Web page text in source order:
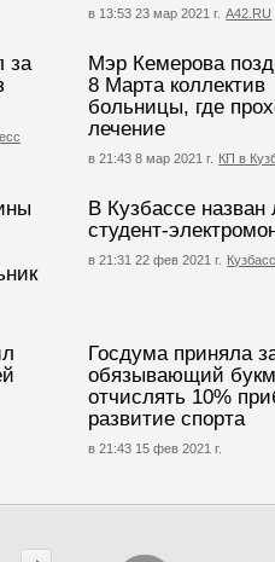
в 13:53 23 мар 2021 г. А42.RU
за
Мэр Кемерова
8 Марта коллектив
больницы, где
лечение
в 21:43 8 мар 2021 г. КП в
В Кузбассе
студент-
в 21:31 22 фев 2021 г. Кузбасс
Госдума приняла
обязывающий
отчислять 10%
развитие спорта
в 21:43 15 фев 2021 г.